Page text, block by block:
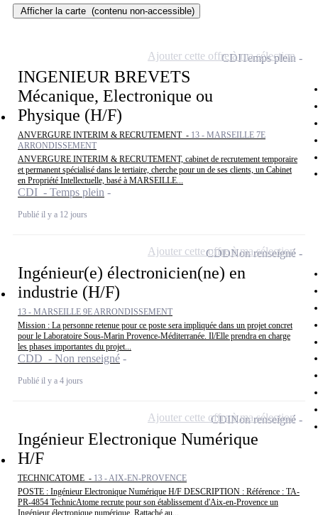
Afficher la carte (contenu non-accessible)
INGENIEUR BREVETS
Mécanique, Electronique ou
Physique (H/F)
ANVERGURE INTERIM & RECRUTEMENT - 13 - MARSEILLE 7E
ARRONDISSEMENT
ANVERGURE INTERIM & RECRUTEMENT, cabinet de recrutement temporaire
et permanent spécialisé dans le tertiaire, cherche pour un de ses clients, un Cabinet
en Propriété Intellectuelle, basé à MARSEILLE...
CDI - Temps plein
Publié il y a 12 jours
CDITemps plein
Ajouter cette offre à ma sélection
Ingénieur(e) électronicien(ne) en
industrie (H/F)
13 - MARSEILLE 9E ARRONDISSEMENT
Mission : La personne retenue pour ce poste sera impliquée dans un projet concret
pour le Laboratoire Sous-Marin Provence-Méditerranée. Il/Elle prendra en charge
les phases importantes du projet...
CDD - Non renseigné
Publié il y a 4 jours
CDDNon renseigné
Ajouter cette offre à ma sélection
Ingénieur Electronique Numérique
H/F
TECHNICATOME - 13 - AIX-EN-PROVENCE
POSTE : Ingénieur Electronique Numérique H/F DESCRIPTION : Référence : TA-
PR-4854 TechnicAtome recrute pour son établissement d'Aix-en-Provence un
CDINon renseigné
Ajouter cette offre à ma sélection